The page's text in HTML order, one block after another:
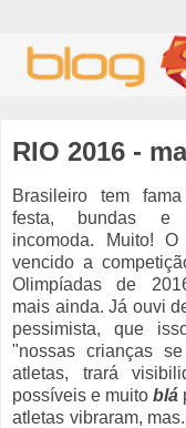
RIO 2016 -
Brasileiro tem
festa, bundas e
incomoda. Muito!
vencido a
Olimpíadas de
mais ainda. Já ouvi
pessimista, que
"nossas crianças
atletas, trará
possíveis e muito blá
atletas vibraram,